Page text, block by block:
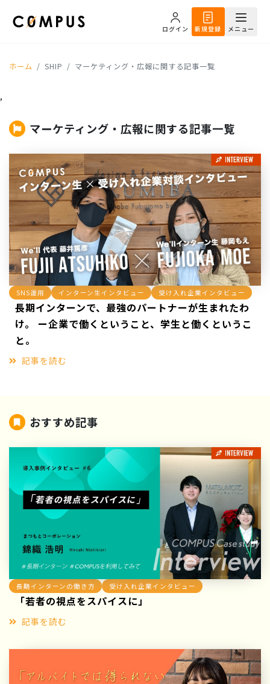
ログイン 新規登録 メニュー
ホーム SHIP マーケティング・広報に関する記事一覧
,
マーケティング・広報に関する記事一覧
SNS運用 インターン生インタビュー 受け入れ企業インタビュー
長期インターンで、最強のパートナーが生まれたわ
け。 ー企業で働くということ、学生と働くというこ
と。
記事を読む
おすすめ記事
長期インターンの働き方 受け入れ企業インタビュー
「若者の視点をスパイスに」
記事を読む